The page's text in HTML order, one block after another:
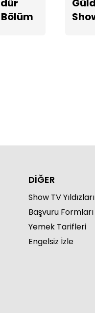
Bakımlı Adam
DİĞER
Show TV Yıldızları
Başvuru Formları
Yemek Tarifleri
Engelsiz İzle